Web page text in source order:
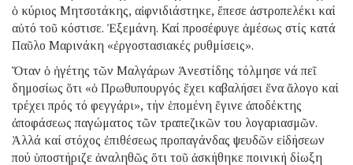
ὁ κύριος Μητσοτάκης, αἰφνιδιάστηκε, ἔπεσε ἀστροπελέκι καί
αὐτό τοῦ κόστισε. Ἐξεμάνη. Καί προσέφυγε ἀμέσως στίς κατά
Παῦλο Μαρινάκη «ἐργοστασιακές ρυθμίσεις».
Ὅταν ὁ ἡγέτης τῶν Μαλγάρων Ἀνεστίδης τόλμησε νά πεῖ
δημοσίως ὅτι «ὁ Πρωθυπουργός ἔχει καβαλήσει ἕνα ἄλογο καί
τρέχει πρός τό φεγγάρι», τήν ἑπομένη ἔγινε ἀποδέκτης
ἀποφάσεως παγώματος τῶν τραπεζικῶν του λογαριασμῶν.
Ἀλλά καί στόχος ἐπιθέσεως προπαγάνδας ψευδῶν εἰδήσεων
πού ὑποστήριζε ἀναληθῶς ὅτι τοῦ ἀσκήθηκε ποινική δίωξη